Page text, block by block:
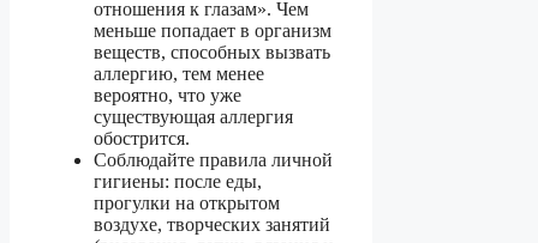
отношения к глазам». Чем
меньше попадает в организм
веществ, способных вызвать
аллергию, тем менее
вероятно, что уже
существующая аллергия
обострится.
Соблюдайте правила личной
гигиены: после еды,
прогулки на открытом
воздухе, творческих занятий